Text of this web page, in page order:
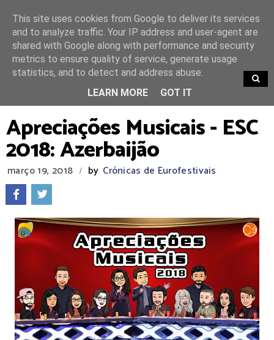
TRENDING
Apreciações Musicais - ESC
2018: Azerbaijão
março 19, 2018 / by Crónicas de Eurofestivais
This site uses cookies from Google to deliver its services
and to analyze traffic. Your IP address and user-agent are
shared with Google along with performance and security
metrics to ensure quality of service, generate usage
statistics, and to detect and address abuse.
LEARN MORE
GOT IT